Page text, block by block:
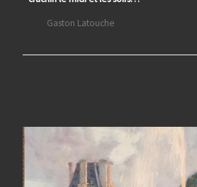
Gaston Latouche